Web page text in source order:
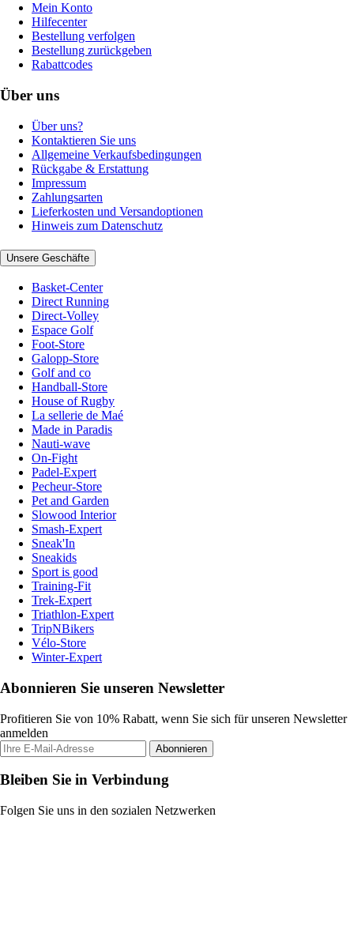
Mein Konto
Hilfecenter
Bestellung verfolgen
Bestellung zurückgeben
Rabattcodes
Über uns
Über uns?
Kontaktieren Sie uns
Allgemeine Verkaufsbedingungen
Rückgabe & Erstattung
Impressum
Zahlungsarten
Lieferkosten und Versandoptionen
Hinweis zum Datenschutz
Unsere Geschäfte
Basket-Center
Direct Running
Direct-Volley
Espace Golf
Foot-Store
Galopp-Store
Golf and co
Handball-Store
House of Rugby
La sellerie de Maé
Made in Paradis
Nauti-wave
On-Fight
Padel-Expert
Pecheur-Store
Pet and Garden
Slowood Interior
Smash-Expert
Sneak'In
Sneakids
Sport is good
Training-Fit
Trek-Expert
Triathlon-Expert
TripNBikers
Vélo-Store
Winter-Expert
Abonnieren Sie unseren Newsletter
Profitieren Sie von 10% Rabatt, wenn Sie sich für unseren Newsletter
anmelden
Abonnieren
Bleiben Sie in Verbindung
Folgen Sie uns in den sozialen Netzwerken